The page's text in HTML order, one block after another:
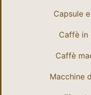
Capsule
Caffè in
Caffè
Macchine